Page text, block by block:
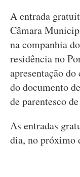
A entrada
Câmara
na companhia
residência no
apresentação
do documento
de parentesco
As entradas
dia, no próximo